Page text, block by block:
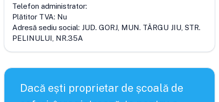
Telefon administrator:
Plătitor TVA: Nu
Adresă sediu social: JUD. GORJ, MUN. TÂRGU JIU, STR.
PELINULUI, NR.35A
Dacă ești proprietar de școală de